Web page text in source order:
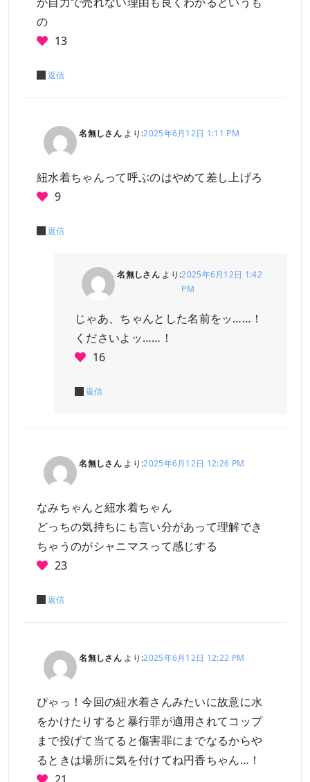
の
13
返信
名無しさん より:2025年6月12日 1:11 PM
紐水着ちゃんって呼ぶのはやめて差し上げろ
9
返信
名無しさん より:2025年6月12日 1:42
PM
じゃあ、ちゃんとした名前をッ……！
くださいよッ……！
16
返信
名無しさん より:2025年6月12日 12:26 PM
なみちゃんと紐水着ちゃん
どっちの気持ちにも言い分があって理解でき
ちゃうのがシャニマスって感じする
23
返信
名無しさん より:2025年6月12日 12:22 PM
ぴゃっ！今回の紐水着さんみたいに故意に水
をかけたりすると暴行罪が適用されてコップ
まで投げて当てると傷害罪にまでなるからや
るときは場所に気を付けてね円香ちゃん…！